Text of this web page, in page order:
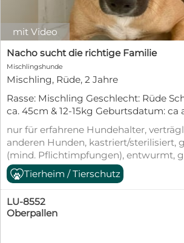
mit Video
Nacho sucht die richtige Familie
Mischlingshunde
Mischling, Rüde, 2 Jahre
Rasse: Mischling Geschlecht: Rüde
ca. 45cm & 12-15kg Geburtsdatum: ca
Kastriert: Noch nicht (wird vor
Aufenthaltsort: Tierheim Rumänien
D/ CH/ LUX: Gechipt, geimpft,
EU-Heimtierausweis. Vorgeschichte:
bisher als Straßenhund und musste
durchs Leben schlagen.
er gesichert und in Sicherheit gebracht
Nun muss er sich nicht mehr um sein
Schritt für Schritt Vertrauen in die
nur für erfahrene Hundehalter,
anderen Hunden, kastriert/sterilisiert,
(mind. Pflichtimpfungen), entwurmt,
EU-Heimtierausweis, aus dem Tierheim,
Tierschutzgesetz §11
Tierheim / Tierschutz
LU-8552
Oberpallen